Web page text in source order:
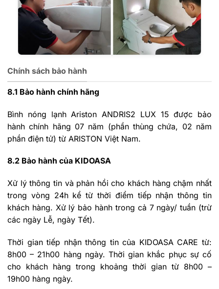
Chính sách bảo hành
8.1 Bảo hành chính hãng
Bình nóng lạnh Ariston ANDRIS2 LUX 15 được bảo
hành chính hãng 07 năm (phần thùng chứa, 02 năm
phần điện tử) từ ARISTON Việt Nam.
8.2 Bảo hành của KIDOASA
Xử lý thông tin và phản hồi cho khách hàng chậm nhất
trong vòng 24h kể từ thời điểm tiếp nhận thông tin
khách hàng. Xử lý bảo hành trong cả 7 ngày/ tuần (trừ
các ngày Lễ, ngày Tết).
Thời gian tiếp nhận thông tin của KIDOASA CARE từ:
8h00 – 21h00 hàng ngày. Thời gian khắc phục sự cố
cho khách hàng trong khoảng thời gian từ 8h00 –
19h00 hàng ngày.